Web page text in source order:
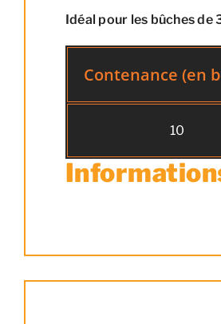
Idéal pour les bûches de
Contenance (en
10